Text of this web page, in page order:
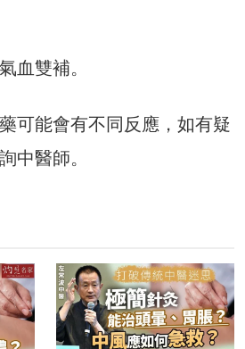
血雙補。
可能會有不同反應，如有疑
中醫師。